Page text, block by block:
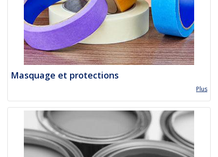
Masquage et protections
Plus